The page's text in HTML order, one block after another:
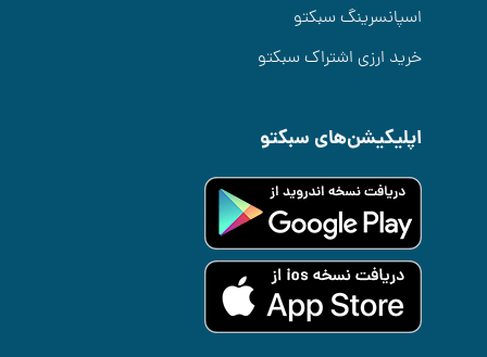
اسپانسرینگ سبکتو
خرید ارزی اشتراک سبکتو
اپلیکیشن‌های سبکتو